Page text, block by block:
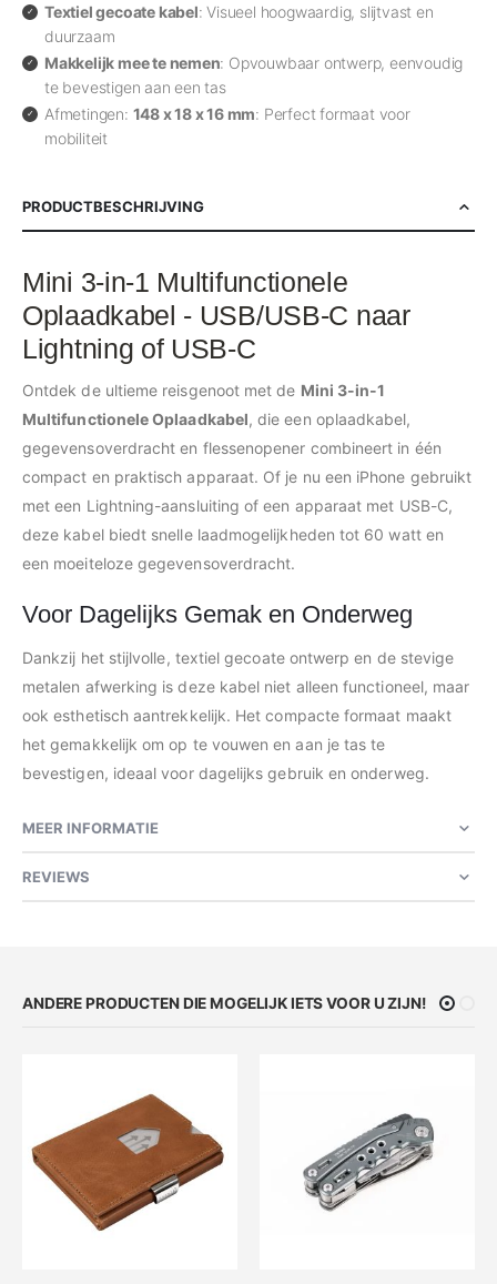
Textiel gecoate kabel: Visueel hoogwaardig, slijtvast en
duurzaam
Makkelijk mee te nemen: Opvouwbaar ontwerp, eenvoudig
te bevestigen aan een tas
Afmetingen: 148 x 18 x 16 mm: Perfect formaat voor
mobiliteit
PRODUCTBESCHRIJVING
Mini 3-in-1 Multifunctionele
Oplaadkabel - USB/USB-C naar
Lightning of USB-C
Ontdek de ultieme reisgenoot met de Mini 3-in-1
Multifunctionele Oplaadkabel, die een oplaadkabel,
gegevensoverdracht en flessenopener combineert in één
compact en praktisch apparaat. Of je nu een iPhone gebruikt
met een Lightning-aansluiting of een apparaat met USB-C,
deze kabel biedt snelle laadmogelijkheden tot 60 watt en
een moeiteloze gegevensoverdracht.
Voor Dagelijks Gemak en Onderweg
Dankzij het stijlvolle, textiel gecoate ontwerp en de stevige
metalen afwerking is deze kabel niet alleen functioneel, maar
ook esthetisch aantrekkelijk. Het compacte formaat maakt
het gemakkelijk om op te vouwen en aan je tas te
bevestigen, ideaal voor dagelijks gebruik en onderweg.
MEER INFORMATIE
REVIEWS
ANDERE PRODUCTEN DIE MOGELIJK IETS VOOR U ZIJN!